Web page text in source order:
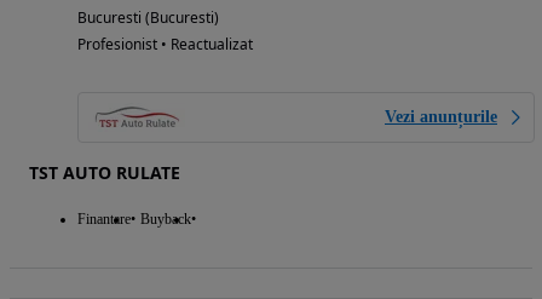
Bucuresti (Bucuresti)
Profesionist • Reactualizat
Vezi anunțurile
TST AUTO RULATE
Finantare Buyback